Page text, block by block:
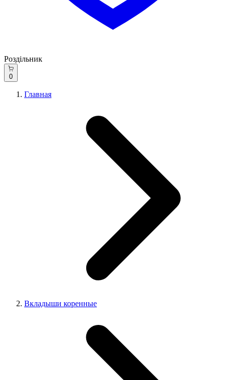
Роздільник
0
Главная
Вкладыши коренные